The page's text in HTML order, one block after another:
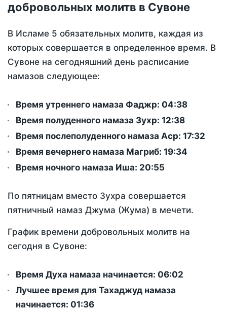
добровольных молитв в Сувоне
В Исламе 5 обязательных молитв, каждая из
которых совершается в определенное время. В
Сувоне на сегодняшний день расписание
намазов следующее:
Время утреннего намаза Фаджр: 04:38
Время полуденного намаза Зухр: 12:38
Время послеполуденного намаза Аср: 17:32
Время вечернего намаза Магриб: 19:34
Время ночного намаза Иша: 20:55
По пятницам вместо Зухра совершается
пятничный намаз Джума (Жума) в мечети.
График времени добровольных молитв на
сегодня в Сувоне:
Время Духа намаза начинается: 06:02
Лучшее время для Тахаджуд намаза
начинается: 01:36